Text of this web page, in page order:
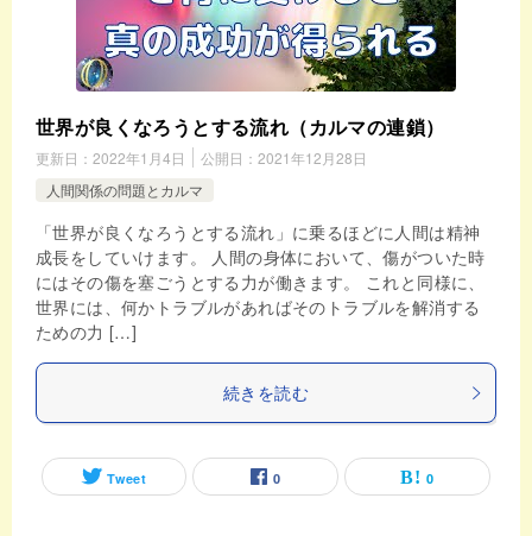
世界が良くなろうとする流れ（カルマの連鎖）
更新日： 2022年1月4日 公開日： 2021年12月28日
人間関係の問題とカルマ
「世界が良くなろうとする流れ」に乗るほどに人間は精神
成長をしていけます。 人間の身体において、傷がついた時
にはその傷を塞ごうとする力が働きます。 これと同様に、
世界には、何かトラブルがあればそのトラブルを解消する
ための力 […]
続きを読む
Tweet 0 0